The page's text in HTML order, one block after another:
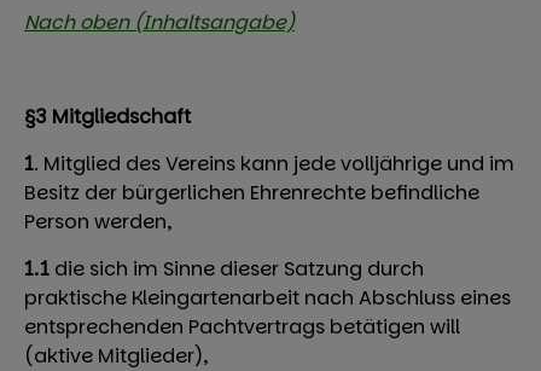
Nach oben (Inhaltsangabe)
§3 Mitgliedschaft
1. Mitglied des Vereins kann jede volljährige und im
Besitz der bürgerlichen Ehrenrechte befindliche
Person werden,
1.1 die sich im Sinne dieser Satzung durch
praktische Kleingartenarbeit nach Abschluss eines
entsprechenden Pachtvertrags betätigen will
(aktive Mitglieder),